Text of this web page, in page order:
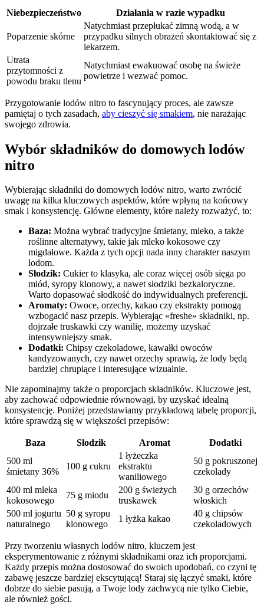
Niebezpieczeństwo Działania w razie wypadku
Poparzenie skórne
Natychmiast przepłukać zimną wodą, a w
przypadku​ silnych⁣ obrażeń ‍skontaktować ‌się⁣ z
lekarzem.
Utrata
przytomności z
powodu braku tlenu
Natychmiast ewakuować osobę na świeże
powietrze ⁢i wezwać pomoc.
Przygotowanie lodów nitro ‍to fascynujący proces, ⁢ale ⁢zawsze
pamiętaj o tych zasadach, aby cieszyć się smakiem, nie narażając
swojego zdrowia.
Wybór składników do domowych lodów‍
nitro
Wybierając składniki do domowych lodów nitro, warto ‌zwrócić
uwagę na kilka ‌kluczowych⁤ aspektów, które wpłyną na końcowy
smak i konsystencję. Główne elementy, które należy rozważyć, to:
Baza: Można wybrać tradycyjne śmietany, mleko, a także
roślinne alternatywy, takie jak⁤ mleko kokosowe czy
migdałowe. Każda ⁤z tych​ opcji nada inny charakter naszym
lodom.
Słodzik: Cukier to⁢ klasyka, ale coraz więcej osób sięga po
miód, syropy klonowy, a nawet słodziki bezkaloryczne.
Warto dopasować słodkość do indywidualnych preferencji.
Aromaty: Owoce, orzechy, kakao czy ekstrakty pomogą
⁣wzbogacić nasz ⁤przepis.⁢ Wybierając «freshe» składniki, np.
dojrzałe truskawki czy wanilię, ⁢możemy uzyskać
intensywniejszy smak.
Dodatki: Chipsy czekoladowe, ⁣kawałki owoców
kandyzowanych, czy nawet orzechy ⁢sprawią,​ że lody będą
bardziej chrupiące ⁣i interesujące wizualnie.
Nie zapominajmy także o proporcjach‍ składników. Kluczowe jest,
aby zachować odpowiednie równowagi, by uzyskać idealną
⁤konsystencję. Poniżej‌ przedstawiamy przykładową tabelę proporcji,
które sprawdzą się⁢ w ⁣większości przepisów:
Baza Słodzik Aromat
Dodatki
500 ml
śmietany 36%
100 g cukru
1 łyżeczka
ekstraktu
waniliowego
50⁣ g pokruszonej
czekolady
400 ‌ml ⁢mleka⁤
kokosowego
75 g ⁢miodu
200 g ‍świeżych
truskawek
30 g ⁢orzechów
włoskich
500 ml jogurtu
naturalnego
50 g syropu
klonowego
1 łyżka kakao
40⁢ g chipsów
czekoladowych
Przy tworzeniu własnych lodów nitro, kluczem jest
eksperymentowanie z różnymi składnikami oraz ​ich⁢ proporcjami.
Każdy⁤ przepis można dostosować do swoich upodobań, co czyni ​tę
zabawę jeszcze bardziej⁤ ekscytującą! Staraj się łączyć smaki, które
dobrze do ⁣siebie pasują, a⁢ Twoje lody zachwycą nie tylko Ciebie,
ale również gości.